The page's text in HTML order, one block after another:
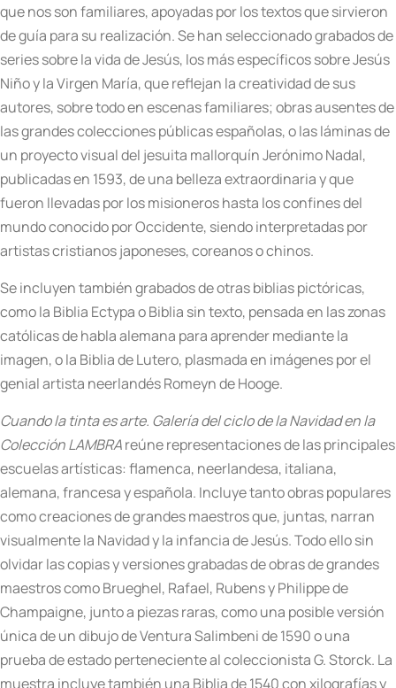
que nos son familiares, apoyadas por los textos que sirvieron
de guía para su realización. Se han seleccionado grabados de
series sobre la vida de Jesús, los más específicos sobre Jesús
Niño y la Virgen María, que reflejan la creatividad de sus
autores, sobre todo en escenas familiares; obras ausentes de
las grandes colecciones públicas españolas, o las láminas de
un proyecto visual del jesuita mallorquín Jerónimo Nadal,
publicadas en 1593, de una belleza extraordinaria y que
fueron llevadas por los misioneros hasta los confines del
mundo conocido por Occidente, siendo interpretadas por
artistas cristianos japoneses, coreanos o chinos.
Se incluyen también grabados de otras biblias pictóricas,
como la Biblia Ectypa o Biblia sin texto, pensada en las zonas
católicas de habla alemana para aprender mediante la
imagen, o la Biblia de Lutero, plasmada en imágenes por el
genial artista neerlandés Romeyn de Hooge.
Cuando la tinta es arte. Galería del ciclo de la Navidad en la
Colección LAMBRAreúne representaciones de las principales
escuelas artísticas: flamenca, neerlandesa, italiana,
alemana, francesa y española. Incluye tanto obras populares
como creaciones de grandes maestros que, juntas, narran
visualmente la Navidad y la infancia de Jesús. Todo ello sin
olvidar las copias y versiones grabadas de obras de grandes
maestros como Brueghel, Rafael, Rubens y Philippe de
Champaigne, junto a piezas raras, como una posible versión
única de un dibujo de Ventura Salimbeni de 1590 o una
prueba de estado perteneciente al coleccionista G. Storck. La
muestra incluye también una Biblia de 1540 con xilografías y